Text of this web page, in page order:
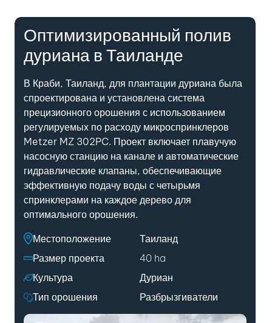
Оптимизированный полив
дуриана в Таиланде
В Краби, Таиланд, для плантации дуриана была
спроектирована и установлена система
прецизионного орошения с использованием
регулируемых по расходу микроспринклеров
Metzer MZ 302PC. Проект включает плавучую
насосную станцию на канале и автоматические
гидравлические клапаны, обеспечивающие
эффективную подачу воды с четырьмя
спринклерами на каждое дерево для
оптимального орошения.
Местоположение
Таиланд
Размер проекта
40 ha
Культура
Дуриан
Тип орошения
Разбрызгиватели